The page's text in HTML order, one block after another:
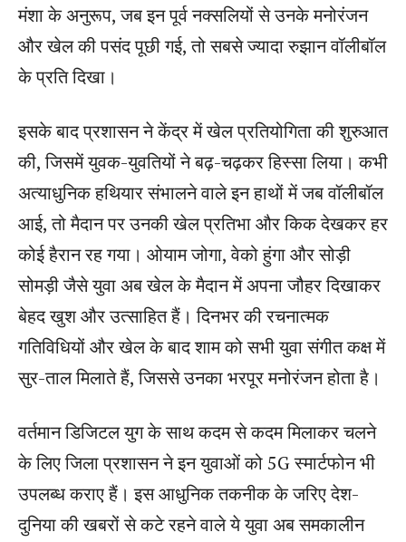
मंशा के अनुरूप, जब इन पूर्व नक्सलियों से उनके मनोरंजन
और खेल की पसंद पूछी गई, तो सबसे ज्यादा रुझान वॉलीबॉल
के प्रति दिखा।
इसके बाद प्रशासन ने केंद्र में खेल प्रतियोगिता की शुरुआत
की, जिसमें युवक-युवतियों ने बढ़-चढ़कर हिस्सा लिया। कभी
अत्याधुनिक हथियार संभालने वाले इन हाथों में जब वॉलीबॉल
आई, तो मैदान पर उनकी खेल प्रतिभा और किक देखकर हर
कोई हैरान रह गया। ओयाम जोगा, वेको हुंगा और सोड़ी
सोमड़ी जैसे युवा अब खेल के मैदान में अपना जौहर दिखाकर
बेहद खुश और उत्साहित हैं। दिनभर की रचनात्मक
गतिविधियों और खेल के बाद शाम को सभी युवा संगीत कक्ष में
सुर-ताल मिलाते हैं, जिससे उनका भरपूर मनोरंजन होता है।
वर्तमान डिजिटल युग के साथ कदम से कदम मिलाकर चलने
के लिए जिला प्रशासन ने इन युवाओं को 5G स्मार्टफोन भी
उपलब्ध कराए हैं। इस आधुनिक तकनीक के जरिए देश-
दुनिया की खबरों से कटे रहने वाले ये युवा अब समकालीन